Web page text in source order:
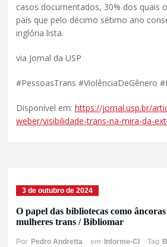
casos documentados, 30% dos quais
país que pelo décimo sétimo ano
inglória lista.
via Jornal da USP
#PessoasTrans #ViolênciaDeGênero
Disponível em: https://jornal.usp.br/
weber/visibilidade-trans-na-mira-da-
3 de outubro de 2024
O papel das bibliotecas como
mulheres trans / Bibliomar
Por Pedro Andretta em Informe-CI Tag